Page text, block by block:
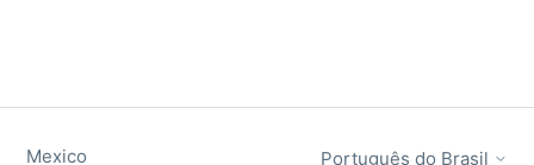
Mexico Português do Brasil